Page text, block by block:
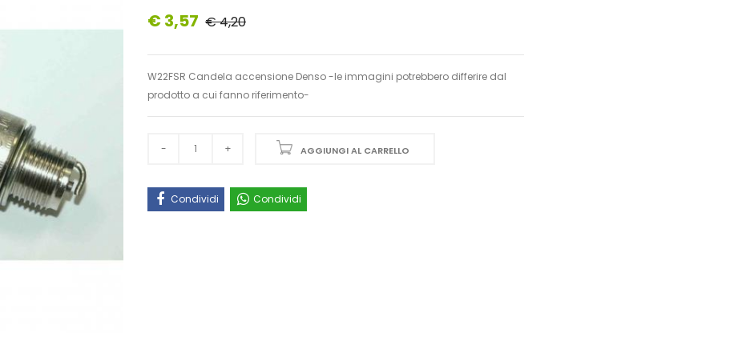
€ 3,57 € 4,20
W22FSR Candela accensione Denso -le immagini potrebbero differire dal
prodotto a cui fanno riferimento-
AGGIUNGI AL CARRELLO
Condividi Condividi